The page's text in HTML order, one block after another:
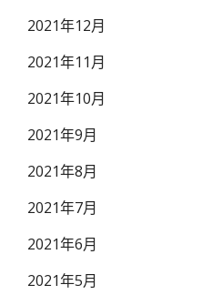
2021年12月
2021年11月
2021年10月
2021年9月
2021年8月
2021年7月
2021年6月
2021年5月